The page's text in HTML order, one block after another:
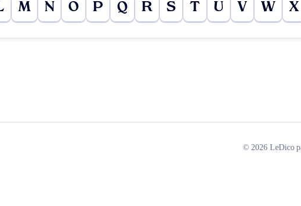
M N O P Q R S T U V W X
© 2026 LeDico